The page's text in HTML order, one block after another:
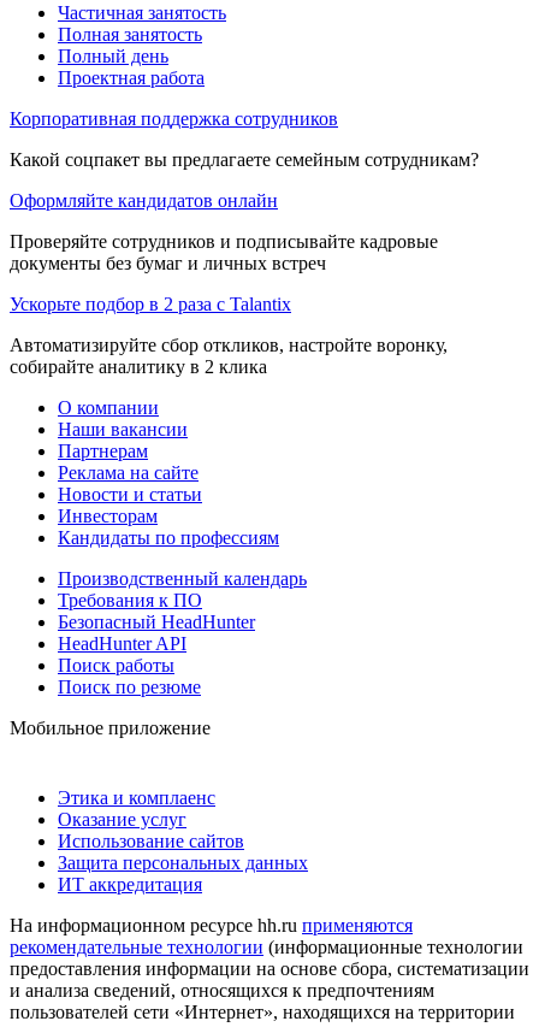
Частичная занятость
Полная занятость
Полный день
Проектная работа
Корпоративная поддержка сотрудников
Какой соцпакет вы предлагаете семейным сотрудникам?
Оформляйте кандидатов онлайн
Проверяйте сотрудников и подписывайте кадровые
документы без бумаг и личных встреч
Ускорьте подбор в 2 раза с Talantix
Автоматизируйте сбор откликов, настройте воронку,
собирайте аналитику в 2 клика
О компании
Наши вакансии
Партнерам
Реклама на сайте
Новости и статьи
Инвесторам
Кандидаты по профессиям
Производственный календарь
Требования к ПО
Безопасный HeadHunter
HeadHunter API
Поиск работы
Поиск по резюме
Мобильное приложение
Этика и комплаенс
Оказание услуг
Использование сайтов
Защита персональных данных
ИТ аккредитация
На информационном ресурсе hh.ru применяются
рекомендательные технологии (информационные технологии
предоставления информации на основе сбора, систематизации
и анализа сведений, относящихся к предпочтениям
пользователей сети «Интернет», находящихся на территории